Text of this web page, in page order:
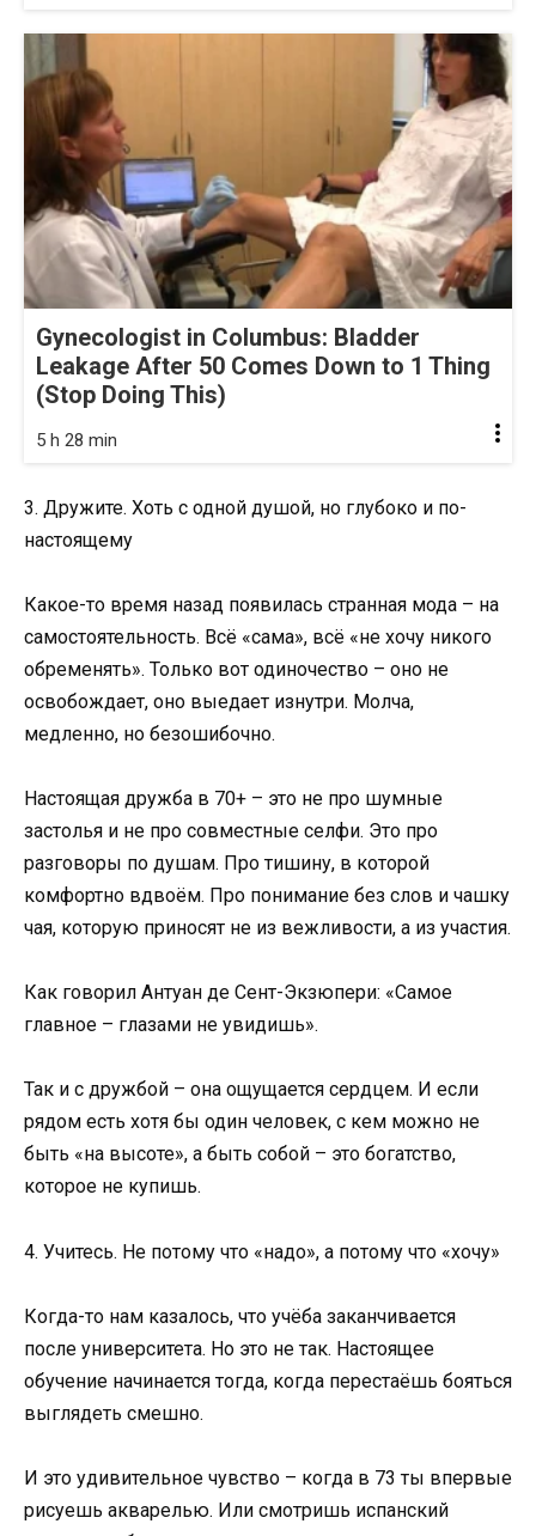
Gynecologist in Columbus: Bladder
Leakage After 50 Comes Down to 1 Thing
(Stop Doing This)
5 h 28 min
3. Дружите. Хоть с одной душой, но глубоко и по-
настоящему
Какое-то время назад появилась странная мода – на
самостоятельность. Всё «сама», всё «не хочу никого
обременять». Только вот одиночество – оно не
освобождает, оно выедает изнутри. Молча,
медленно, но безошибочно.
Настоящая дружба в 70+ – это не про шумные
застолья и не про совместные селфи. Это про
разговоры по душам. Про тишину, в которой
комфортно вдвоём. Про понимание без слов и чашку
чая, которую приносят не из вежливости, а из участия.
Как говорил Антуан де Сент-Экзюпери: «Самое
главное – глазами не увидишь».
Так и с дружбой – она ощущается сердцем. И если
рядом есть хотя бы один человек, с кем можно не
быть «на высоте», а быть собой – это богатство,
которое не купишь.
4. Учитесь. Не потому что «надо», а потому что «хочу»
Когда-то нам казалось, что учёба заканчивается
после университета. Но это не так. Настоящее
обучение начинается тогда, когда перестаёшь бояться
выглядеть смешно.
И это удивительное чувство – когда в 73 ты впервые
рисуешь акварелью. Или смотришь испанский